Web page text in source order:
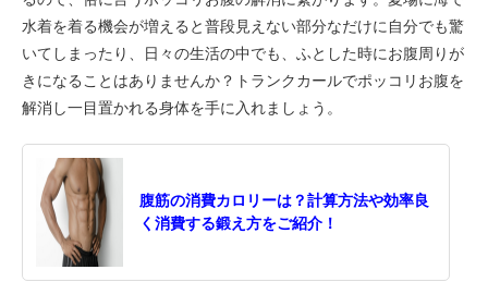
水着を着る機会が増えると普段見えない部分なだけに自分でも驚
いてしまったり、日々の生活の中でも、ふとした時にお腹周りが
きになることはありませんか？トランクカールでポッコリお腹を
解消し一目置かれる身体を手に入れましょう。
腹筋の消費カロリーは？計算方法や効率良
く消費する鍛え方をご紹介！